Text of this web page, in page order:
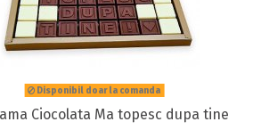
Disponibil doar la comanda
Ciocolata Ma topesc dupa tine